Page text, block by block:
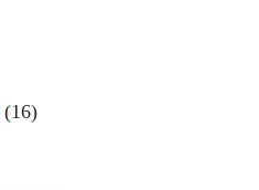
(16)